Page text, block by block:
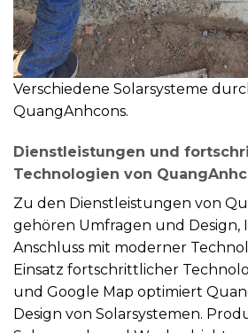
Verschiedene Solarsysteme
QuangAnhcons.
Dienstleistungen und
Technologien von
Zu den Dienstleistungen von
gehören Umfragen und Design,
Anschluss mit moderner
Einsatz fortschrittlicher
und Google Map optimiert
Design von Solarsystemen.